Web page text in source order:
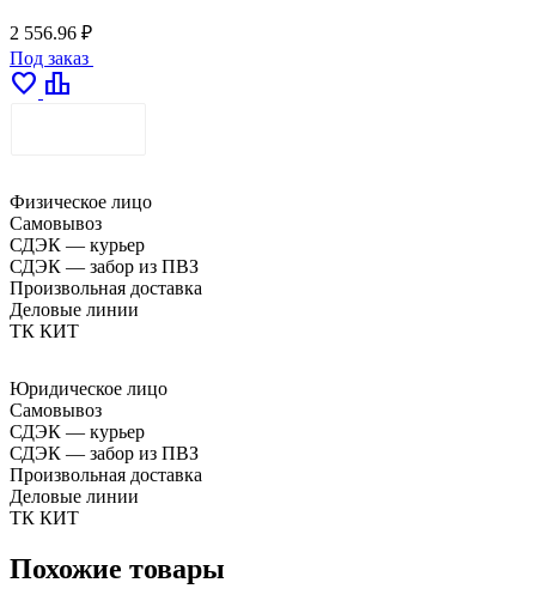
2 556.96 ₽
Под заказ
favorite leaderboard
Физическое лицо
Самовывоз
СДЭК — курьер
СДЭК — забор из ПВЗ
Произвольная доставка
Деловые линии
ТК КИТ
Юридическое лицо
Самовывоз
СДЭК — курьер
СДЭК — забор из ПВЗ
Произвольная доставка
Деловые линии
ТК КИТ
Похожие товары